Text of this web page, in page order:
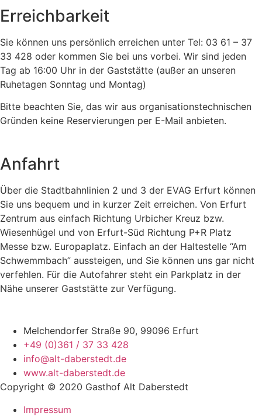
Erreichbarkeit
Sie können uns persönlich erreichen unter Tel: 03 61 – 37
33 428 oder kommen Sie bei uns vorbei. Wir sind jeden
Tag ab 16:00 Uhr in der Gaststätte (außer an unseren
Ruhetagen Sonntag und Montag)
Bitte beachten Sie, das wir aus organisationstechnischen
Gründen keine Reservierungen per E-Mail anbieten.
Anfahrt
Über die Stadtbahnlinien 2 und 3 der EVAG Erfurt können
Sie uns bequem und in kurzer Zeit erreichen. Von Erfurt
Zentrum aus einfach Richtung Urbicher Kreuz bzw.
Wiesenhügel und von Erfurt-Süd Richtung P+R Platz
Messe bzw. Europaplatz. Einfach an der Haltestelle “Am
Schwemmbach” aussteigen, und Sie können uns gar nicht
verfehlen. Für die Autofahrer steht ein Parkplatz in der
Nähe unserer Gaststätte zur Verfügung.
Melchendorfer Straße 90, 99096 Erfurt
+49 (0)361 / 37 33 428
info@alt-daberstedt.de
www.alt-daberstedt.de
Copyright © 2020 Gasthof Alt Daberstedt
Impressum